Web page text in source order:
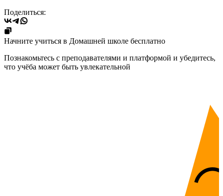
Поделиться:
Начните учиться в Домашней школе бесплатно
Познакомьтесь с преподавателями и платформой и убедитесь,
что учёба может быть увлекательной